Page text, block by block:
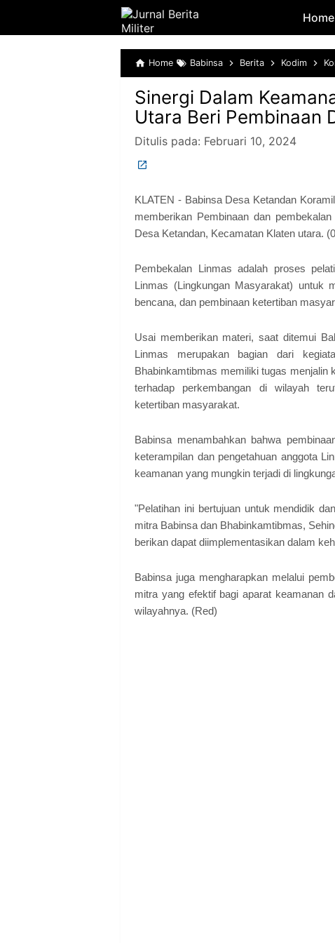
Home
Home Babinsa Berita Kodim
Sinergi Dalam
Utara Beri Pembinaan
Ditulis pada: Februari 10, 2024
KLATEN - Babinsa Desa Ketandan
memberikan Pembinaan dan
Desa Ketandan, Kecamatan Klaten utara.
Pembekalan Linmas adalah proses
Linmas (Lingkungan Masyarakat) untuk
bencana, dan pembinaan ketertiban
Usai memberikan materi, saat ditemui
Linmas merupakan bagian dari
Bhabinkamtibmas memiliki tugas menjalin
terhadap perkembangan di wilayah
ketertiban masyarakat.
Babinsa menambahkan bahwa
keterampilan dan pengetahuan anggota
keamanan yang mungkin terjadi di
"Pelatihan ini bertujuan untuk mendidik
mitra Babinsa dan Bhabinkamtibmas,
berikan dapat diimplementasikan dalam
Babinsa juga mengharapkan melalui
mitra yang efektif bagi aparat keamanan
wilayahnya. (Red)